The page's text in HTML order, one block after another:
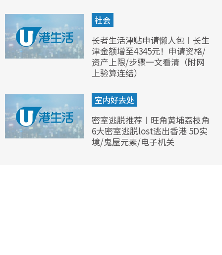
社会
长者生活津贴申请懒人包︱长生
津金额增至4345元！申请资格/
资产上限/步骤一文看清（附网
上验算连结）
室内好去处
密室逃脱推荐︱旺角黄埔荔枝角
6大密室逃脱lost逃出香港 5D实
境/鬼屋元素/电子机关